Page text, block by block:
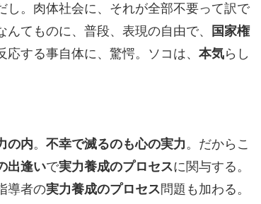
。肉体社会に、それが全部不要って訳で
んてものに、普段、表現の自由で、
国家権
する事自体に、驚愕。ソコは、 本気らし
の内。 不幸で滅るのも心の実力。だからこ
出逢いで実力養成のプロセスに関与する。
導者の実力養成のプロセス問題も加わる。